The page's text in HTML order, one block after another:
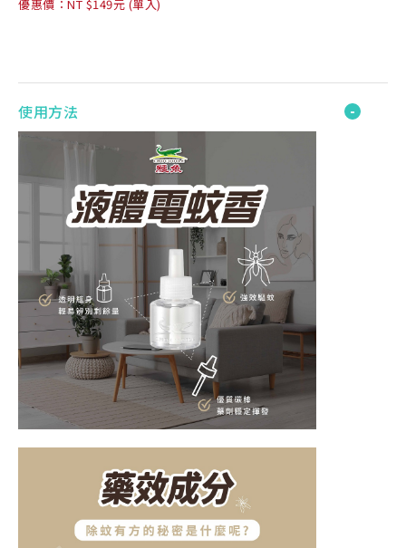
優惠價：NT $149元 (單入)
使用方法